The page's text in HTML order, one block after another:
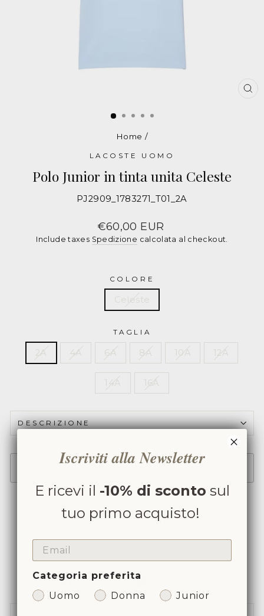
Home /
LACOSTE UOMO
Polo Junior in tinta unita Celeste
Tinta
PJ2909_1783271_T01_2A
Prezzo
€60,00 EUR
Include taxes Spedizione calcolata al checkout.
COLORE
Celeste
TAGLIA
2A 4A 6A 8A 10A 12A
14A 16A
DESCRIZIONE
AGGIUNGI ALLA LISTA DEI
DESIDERI
Condividi
Condividi
su
Facebook
su
Iscriviti alla Newsletter
E ricevi il -10% di sconto sul
tuo primo acquisto!
EMAIL
Categoria preferita
Uomo
Donna Junior